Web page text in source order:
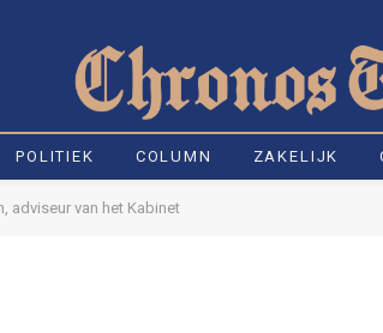
POLITIEK COLUMN ZAKELIJK
adviseur van het Kabinet